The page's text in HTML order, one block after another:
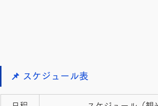
📌 スケジュール表